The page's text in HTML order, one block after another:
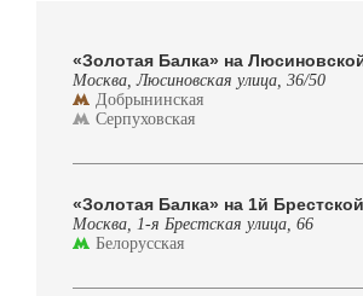
«Золотая Балка» на
Москва, Люсиновская улица, 36/50
Добрынинская
Серпуховская
«Золотая Балка» на 1й Брестской
Москва, 1-я Брестская улица, 66
Белорусская